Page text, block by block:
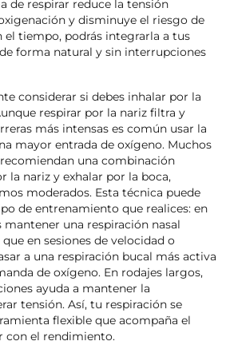
de respirar reduce la tensión
y disminuye el riesgo de
el tiempo, podrás integrarla a tus
forma natural y sin interrupciones
considerar si debes inhalar por la
respirar por la nariz filtra y
más intensas es común usar la
mayor entrada de oxígeno. Muchos
una combinación
la nariz y exhalar por la boca,
moderados. Esta técnica puede
de entrenamiento que realices: en
mantener una respiración nasal
en sesiones de velocidad o
a una respiración bucal más activa
de oxígeno. En rodajes largos,
ayuda a mantener la
tensión. Así, tu respiración se
flexible que acompaña el
con el rendimiento.